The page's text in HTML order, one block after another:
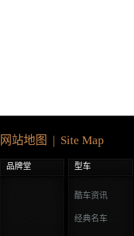
网站地图 | Site Map
品牌堂 型车
酷车资讯
经典名车